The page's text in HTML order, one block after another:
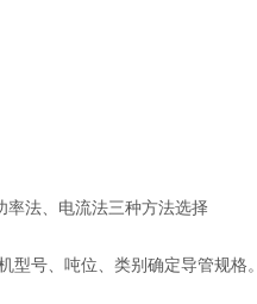
法、电流法三种方法选择
号、吨位、类别确定导管规格。